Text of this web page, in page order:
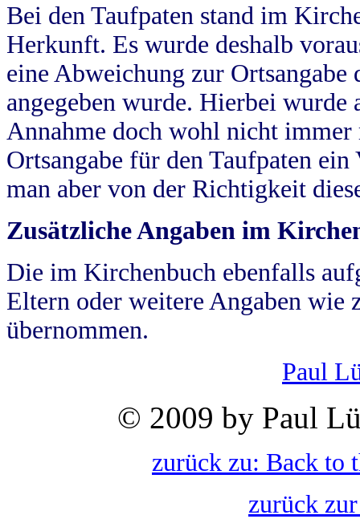
Bei den Taufpaten stand im
Herkunft. Es wurde deshalb
eine Abweichung zur
angegeben wurde. Hierbei wurde
Annahme doch wohl nicht
Ortsangabe für den Taufpaten
man aber von der Richtigkeit
Zusätzliche Angaben im
Die im Kirchenbuch ebenfalls
Eltern oder weitere Angaben wie
übernommen.
Paul
© 2009 by Paul
zurück zu: Back to
zurück